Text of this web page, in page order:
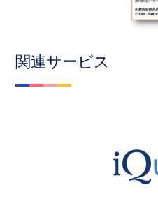
関連サービス